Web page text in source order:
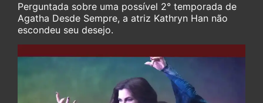
Perguntada sobre uma possível 2° temporada de
Agatha Desde Sempre, a atriz Kathryn Han não
escondeu seu desejo.